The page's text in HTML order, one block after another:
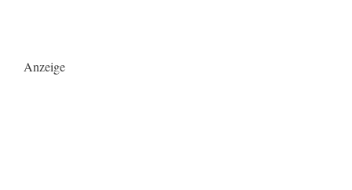
Anzeige